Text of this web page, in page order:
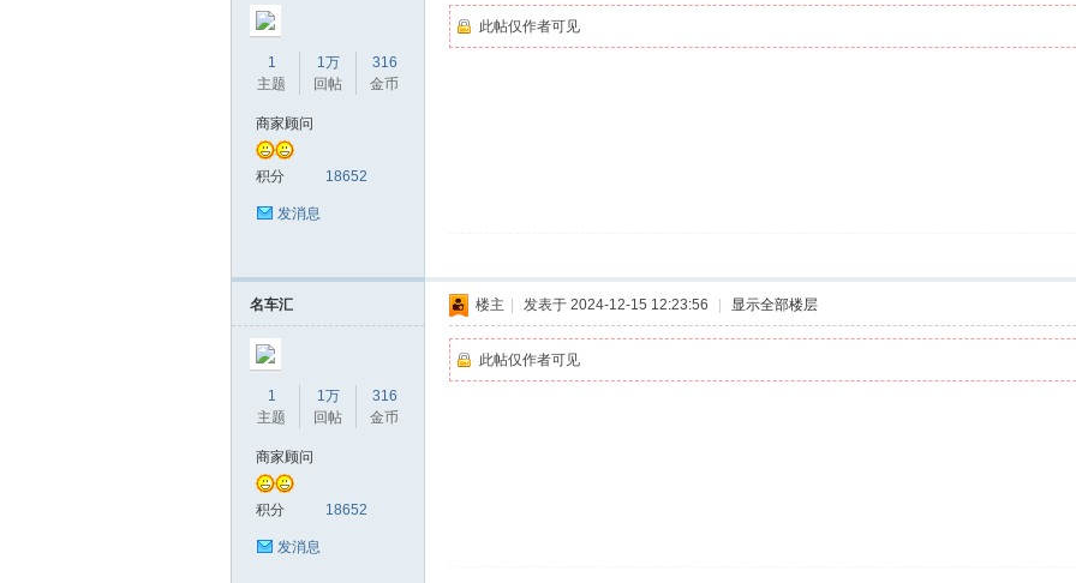
夜
1
主题
1万
回帖
316
金币
商家顾问
积分 18652
发消息
此帖仅作者可见
名车汇
1
主题
1万
回帖
316
金币
商家顾问
积分 18652
发消息
楼主 发表于 2024-12-15 12:23:56 显示全部楼层
此帖仅作者可见